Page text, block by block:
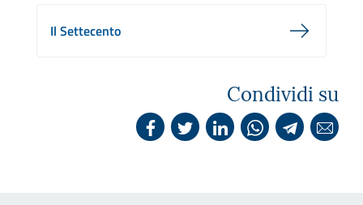
Il Settecento
Condividi su